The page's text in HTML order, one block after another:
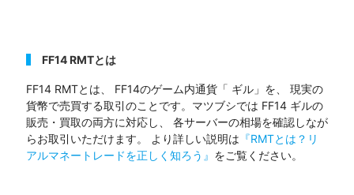
FF14 RMTとは
FF14 RMTとは、 FF14のゲーム内通貨「 ギル」を、 現実の
貨幣で売買する取引のことです。マツブシでは FF14 ギルの
販売・買取の両方に対応し、 各サーバーの相場を確認しなが
らお取引いただけます。 より詳しい説明は 『RMTとは？リ
アルマネートレードを正しく知ろう』 をご覧ください。